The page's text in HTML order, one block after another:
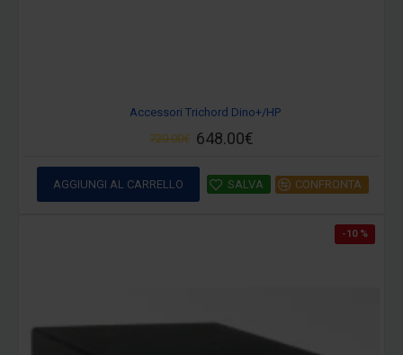
Accessori Trichord Dino+/HP
648.00€
720.00€
AGGIUNGI AL CARRELLO SALVA CONFRONTA
-10 %